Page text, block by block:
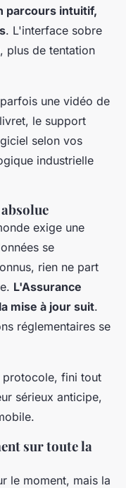
parcours intuitif,
. L'interface sobre
plus de tentation
une vidéo de
le support
selon vos
industrielle
exige une
se
rien ne part
L'Assurance
mise à jour suit.
réglementaires se
fini tout
sérieux anticipe,
sur toute la
le moment, mais la